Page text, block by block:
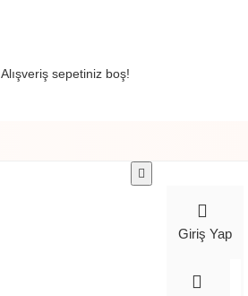
Alışveriş sepetiniz boş!
Giriş Yap